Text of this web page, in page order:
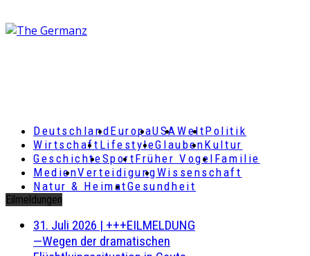
DeutschlandEuropaUSAWeltPolitik
Wirtschaft LifestyleGlaubenKultur
GeschichteSportFrüher Vogel Familie
MedienVerteidigungWissenschaft
Natur & HeimatGesundheit
Eilmeldungen
31. Juli 2026 | +++EILMELDUNG
—Wegen der dramatischen